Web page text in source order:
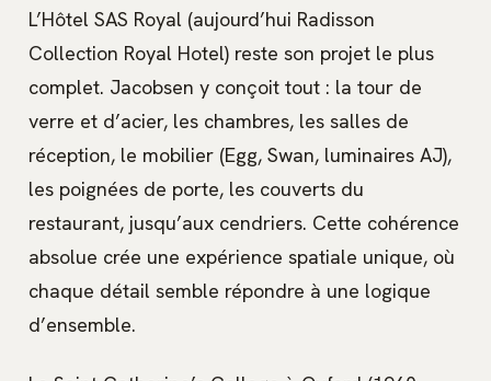
L’Hôtel SAS Royal (aujourd’hui Radisson
Collection Royal Hotel) reste son projet le plus
complet. Jacobsen y conçoit tout : la tour de
verre et d’acier, les chambres, les salles de
réception, le mobilier (Egg, Swan, luminaires AJ),
les poignées de porte, les couverts du
restaurant, jusqu’aux cendriers. Cette cohérence
absolue crée une expérience spatiale unique, où
chaque détail semble répondre à une logique
d’ensemble.